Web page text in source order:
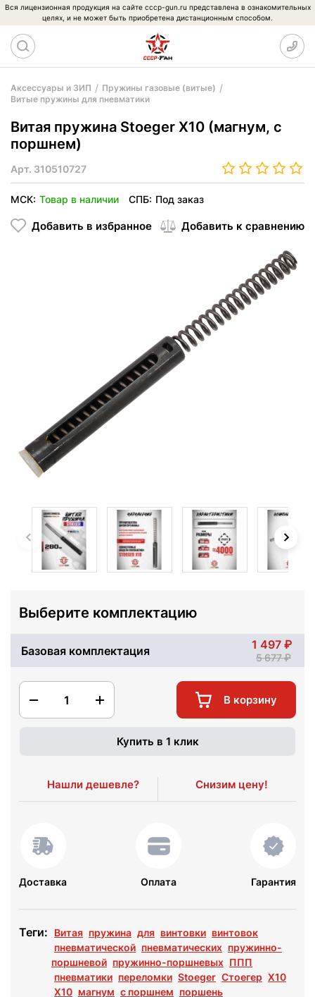
Вся лицензионная продукция на сайте cccp-gun.ru представлена в ознакомительных
целях, и не может быть приобретена дистанционным способом.
Аксессуары и ЗИП
Пружины газовые (витые)
Витые пружины для пневматики
Витая пружина Stoeger X10 (магнум, с
поршнем)
Арт. 310510727
МСК: Товар в наличии СПБ: Под заказ
Добавить в избранное Добавить к сравнению
Выберите комплектацию
Базовая комплектация 1 497
5 677
1 В корзину
Купить в 1 клик
Нашли дешевле? Снизим цену!
Доставка Оплата Гарантия
Теги: Витая пружина для винтовки винтовок
пневматической пневматических пружинно-
поршневой пружинно-поршневых ППП
пневматики переломки Stoeger Стоегер X10
Х10 магнум с поршнем поршень